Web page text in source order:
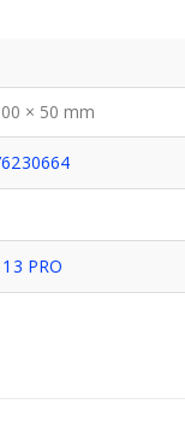
× 50 mm
PRO